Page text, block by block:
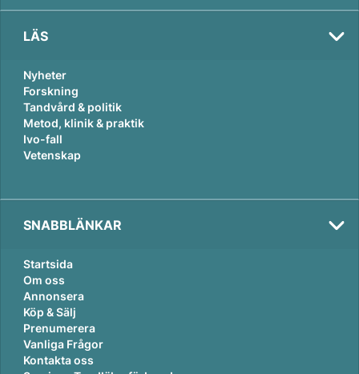
LÄS
Nyheter
Forskning
Tandvård & politik
Metod, klinik & praktik
Ivo-fall
Vetenskap
SNABBLÄNKAR
Startsida
Om oss
Annonsera
Köp & Sälj
Prenumerera
Vanliga Frågor
Kontakta oss